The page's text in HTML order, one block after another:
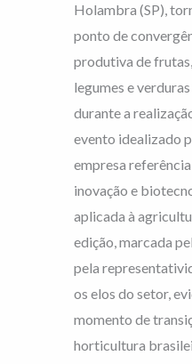
Holambra (SP),
ponto de
produtiva de
legumes e
durante a
evento idealizado
empresa
inovação e
aplicada à
edição, marcada
pela
os elos do setor,
momento de
horticultura